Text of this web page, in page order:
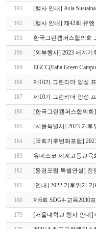
193 [행사 안내] Asia
192 [행사 안내] 제42회 유
191 한국그린캠퍼스협의회
190 [외부행사] 2023 세계기
189 EGCC(Eaha Green
188 제10기 그린리더 양성
187 제10기 그린리더 양성
186 [한국그린캠퍼스협의
185 [서울특별시] 2023 기
184 [국회기후변화포럼]
183 유네스코 세계고등교
182 [동경포럼 특별연설] 전
181 [안내] 2022 기후위기
180 제6회 SDG4-교육2030
179 [서울대학교 행사 안내]